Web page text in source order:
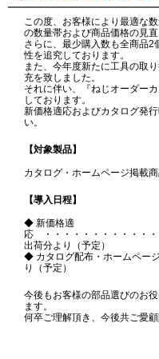
この度、お客様により最適な
の数量帯および商品価格の見直
さらに、最少購入数も全商品
性を追究しております。
また、今年度新たに工具の取
充を致しました。
それに伴い、『ねじオーダー
しております。
新価格適応およびカタログ発
い。
【対象製品】
カタログ・ホームページ掲載
【導入日程】
◆ 新価格適
応 ・・・・・・・・・・・
出荷分より（予定）
◆ カタログ配布・ホームペー
り（予定）
今後もお客様の部品選びのお
ます。
何卒ご理解頂き、今後共ご愛